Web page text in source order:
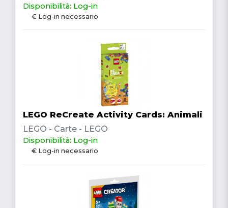
Disponibilità: Log-in
€ Log-in necessario
LEGO ReCreate Activity Cards: Animali
LEGO - Carte - LEGO
Disponibilità: Log-in
€ Log-in necessario